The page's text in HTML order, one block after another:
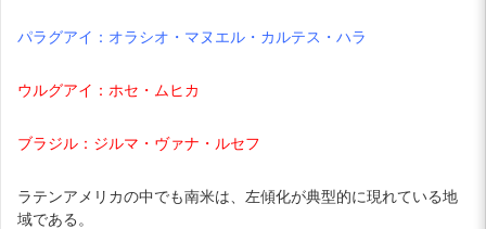
パラグアイ：オラシオ・マヌエル・カルテス・ハラ
ウルグアイ：ホセ・ムヒカ
ブラジル：ジルマ・ヴァナ・ルセフ
ラテンアメリカの中でも南米は、左傾化が典型的に現れている地
域である。